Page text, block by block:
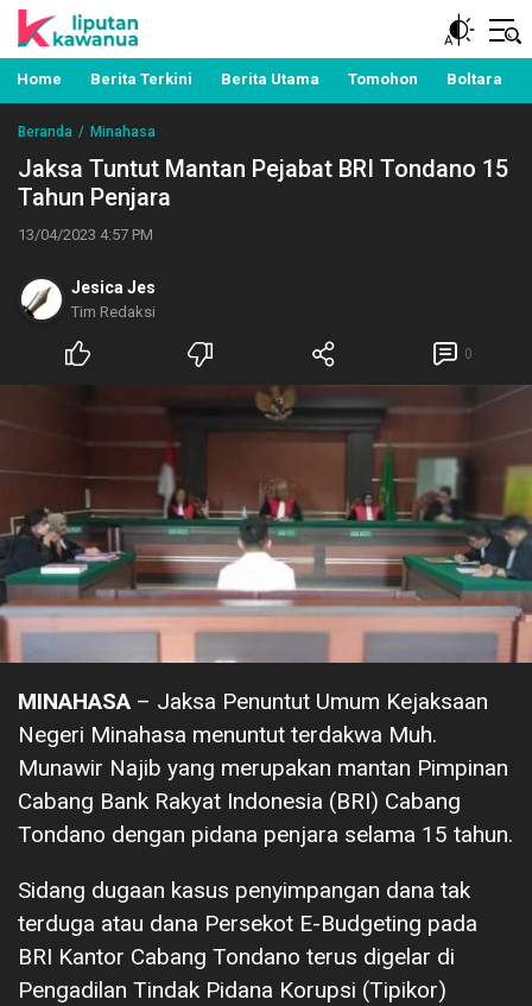
Liputan Kawanua
Berita Manado, Sulawesi Utara, Kawanua, Politik,
Pemerintahan, Hukum Kriminal dan Nasional
Home Berita Terkini Berita Utama Tomohon Boltara
Beranda Minahasa
Jaksa Tuntut Mantan Pejabat BRI Tondano 15
Tahun Penjara
13/04/2023 4:57 PM
Jesica Jes
Tim Redaksi
0
MINAHASA – Jaksa Penuntut Umum Kejaksaan
Negeri Minahasa menuntut terdakwa Muh.
Munawir Najib yang merupakan mantan Pimpinan
Cabang Bank Rakyat Indonesia (BRI) Cabang
Tondano dengan pidana penjara selama 15 tahun.
Sidang dugaan kasus penyimpangan dana tak
terduga atau dana Persekot E-Budgeting pada
BRI Kantor Cabang Tondano terus digelar di
Pengadilan Tindak Pidana Korupsi (Tipikor)